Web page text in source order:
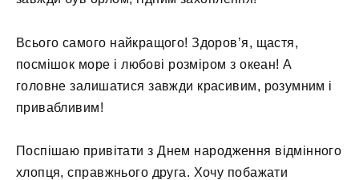
Всього самого найкращого! Здоров’я, щастя,
посмішок море і любові розміром з океан! А
головне залишатися завжди красивим, розумним і
привабливим!
Поспішаю привітати з Днем народження відмінного
хлопця, справжнього друга. Хочу побажати